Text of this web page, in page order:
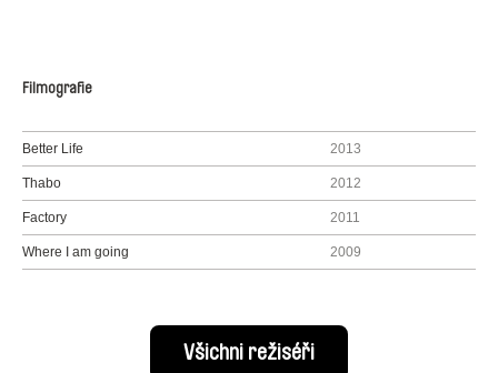
Filmografie
Better Life 2013
Thabo 2012
Factory 2011
Where I am going 2009
Všichni režiséři